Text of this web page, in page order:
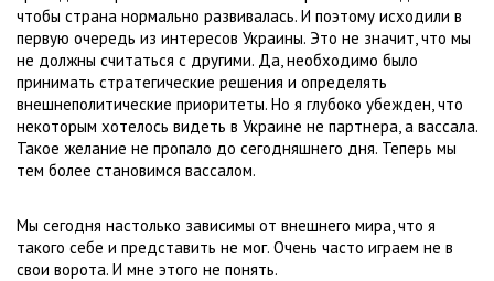
чтобы страна нормально развивалась. И поэтому исходили в
первую очередь из интересов Украины. Это не значит, что мы
не должны считаться с другими. Да, необходимо было
принимать стратегические решения и определять
внешнеполитические приоритеты. Но я глубоко убежден, что
некоторым хотелось видеть в Украине не партнера, а вассала.
Такое желание не пропало до сегодняшнего дня. Теперь мы
тем более становимся вассалом.
Мы сегодня настолько зависимы от внешнего мира, что я
такого себе и представить не мог. Очень часто играем не в
свои ворота. И мне этого не понять.